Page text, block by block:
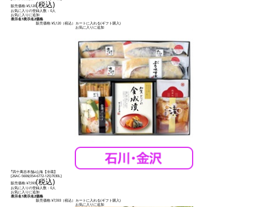
販売価格:¥5,120(税込)
お気に入りの登録人数：0人
お気に入りに追加
表示名1表示名2価格
販売価格:¥5,120（税込） カートに入れる(ギフト購入)
お気に入りに追加
｢四十萬谷本舗｣山海【冷蔵】
[26AC-5606(054-6772-125)7030L]
販売価格:¥7,593(税込)
お気に入りの登録人数：0人
お気に入りに追加
表示名1表示名2価格
販売価格:¥7,593（税込） カートに入れる(ギフト購入)
お気に入りに追加